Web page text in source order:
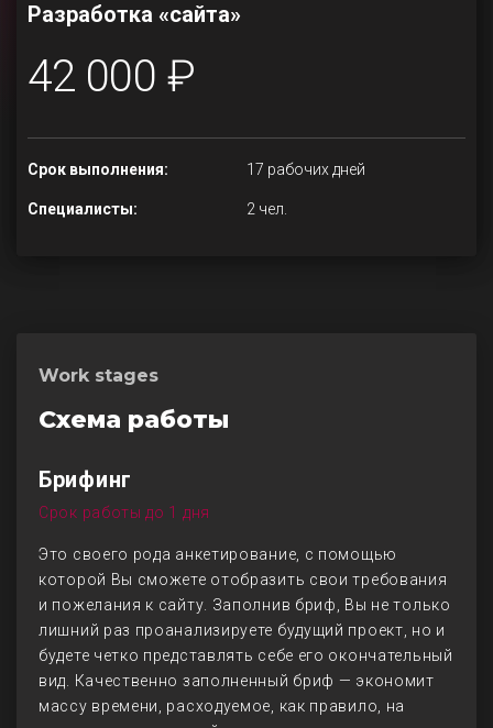
Разработка «сайта»
42 000 ₽
Срок выполнения: 17 рабочих дней
Специалисты: 2 чел.
Work stages
Схема работы
Брифинг
Срок работы до 1 дня
Это своего рода анкетирование, с помощью
которой Вы сможете отобразить свои требования
и пожелания к сайту. Заполнив бриф, Вы не только
лишний раз проанализируете будущий проект, но и
будете четко представлять себе его окончательный
вид. Качественно заполненный бриф — экономит
массу времени, расходуемое, как правило, на